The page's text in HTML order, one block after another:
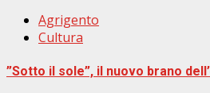
Agrigento
Cultura
”Sotto il sole”, il nuovo brano